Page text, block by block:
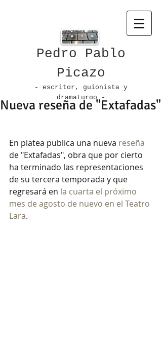
Pedro Pablo
Picazo
- escritor, guionista y
dramaturgo -
Nueva reseña de "Extafadas"
En platea publica una nueva reseña
de "Extafadas", obra que por cierto
ha terminado las representaciones
de su tercera temporada y que
regresará en la cuarta el próximo
mes de agosto de nuevo en el Teatro
Lara.